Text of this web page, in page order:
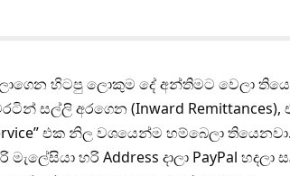
හිටපු ලොකුම දේ අන්තිමට වෙලා
සල්ලි අරගෙන (Inward
එක නිල වශයෙන්ම හම්බෙලා තියෙනවා.
හරි Address දාලා PayPal